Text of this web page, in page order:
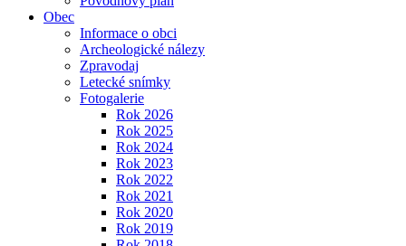
Obec
Informace o obci
Archeologické nálezy
Zpravodaj
Letecké snímky
Fotogalerie
Rok 2026
Rok 2025
Rok 2024
Rok 2023
Rok 2022
Rok 2021
Rok 2020
Rok 2019